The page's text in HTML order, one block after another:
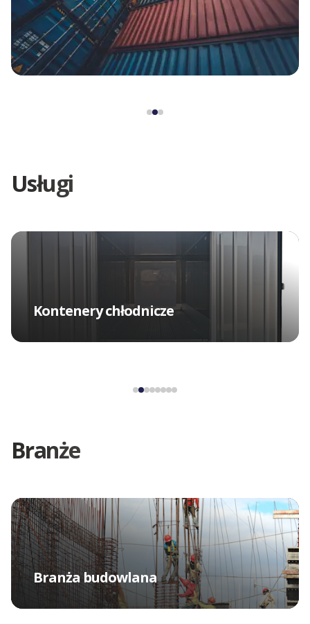
Usługi
Kontenery chłodnicze
Branże
Branża budowlana